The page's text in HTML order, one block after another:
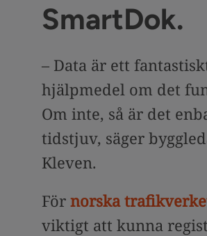
SmartDok.
– Data är ett
hjälpmedel om det
Om inte, så är det
tidstjuv, säger
Kleven.
För norska
viktigt att kunna